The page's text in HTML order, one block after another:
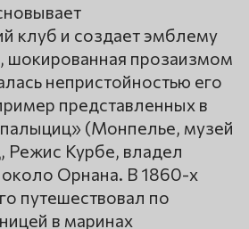
клуб и создает эмблему
шокированная прозаизмом
непристойностью его
представленных в
(Монпелье, музей
Режис Курбе, владел
Орнана. В 1860-х
путешествовал по
в маринах